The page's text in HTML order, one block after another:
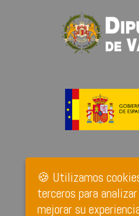
🍪 Utilizamos
terceros para
mejorar su